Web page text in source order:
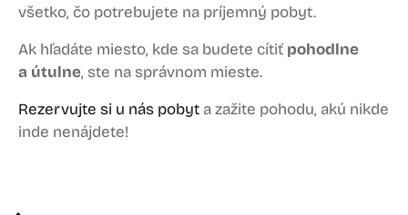
všetko, čo potrebujete na príjemný pobyt.
Ak hľadáte miesto, kde sa budete cítiť pohodlne
a útulne, ste na správnom mieste.
Rezervujte si u nás pobyt a zažite pohodu, akú nikde
inde nenájdete!